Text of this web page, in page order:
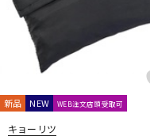
新品 NEW WEB注文店頭受取可
キョーリツ